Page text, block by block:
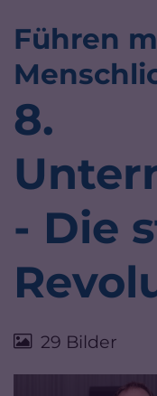
Zum Inhalt
Führen
8.
- Die
29 Bilder